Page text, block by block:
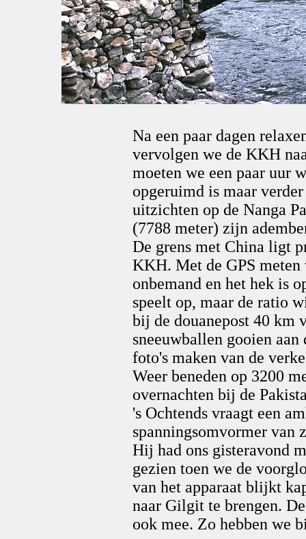
Na een paar dagen
vervolgen we de KKH
moeten we een paar uur
opgeruimd is maar
uitzichten op de Nanga
(7788 meter) zijn
De grens met China ligt
KKH. Met de GPS meten
onbemand en het hek is
speelt op, maar de ratio
bij de douanepost 40 km
sneeuwballen gooien
foto's maken van de
Weer beneden op 3200
overnachten bij de
's Ochtends vraagt een
spanningsomvormer
Hij had ons gisteravond
gezien toen we de
van het apparaat blijkt
naar Gilgit te brengen.
ook mee. Zo hebben we